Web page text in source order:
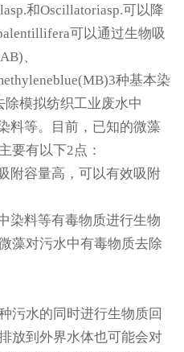
和Oscillatoriasp.可以降
可以通过生物吸
、
种基本染
除模拟纺织工业废水中
料等。目前，已知的微藻
要有以下2点：
容量高，可以有效吸附
料等有毒物质进行生物
藻对污水中有毒物质去除
水的同时进行生物质回
放到外界水体也可能会对